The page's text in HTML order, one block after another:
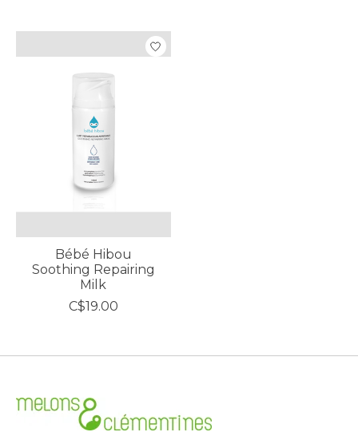
Bébé Hibou
Soothing Repairing
Milk
C$19.00